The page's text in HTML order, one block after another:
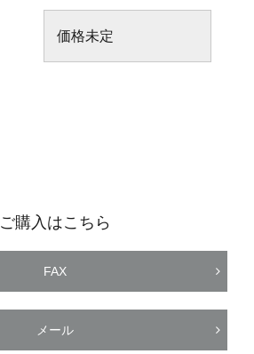
価格未定
ご購入はこちら
FAX
メール